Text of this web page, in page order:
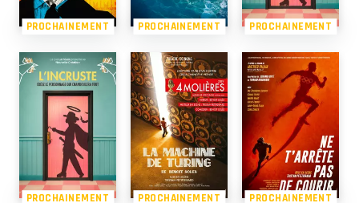
PROCHAINEMENT PROCHAINEMENT PROCHAINEMENT
PROCHAINEMENT PROCHAINEMENT PROCHAINEMENT